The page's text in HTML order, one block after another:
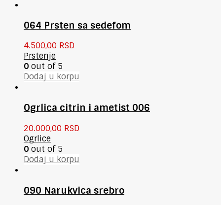
064 Prsten sa sedefom
4.500,00 RSD
Prstenje
0 out of 5
Dodaj u korpu
Ogrlica citrin i ametist 006
20.000,00 RSD
Ogrlice
0 out of 5
Dodaj u korpu
090 Narukvica srebro